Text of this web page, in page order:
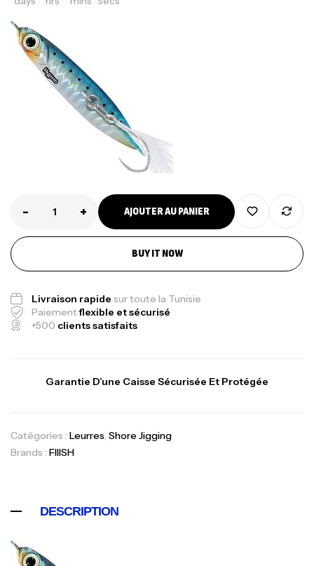
- + AJOUTER AU PANIER
BUY IT NOW
Livraison rapide sur toute la Tunisie
Paiementflexible et sécurisé
+500 clients satisfaits
Garantie D’une Caisse Sécurisée Et Protégée
Catégories : Leurres, Shore Jigging
Brands : FIIISH
DESCRIPTION
1.83m 120/250gr 30kg